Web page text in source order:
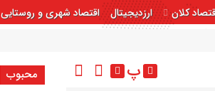
کلان ارزدیجیتال اقتصاد شهری و روستایی
پ محبوب